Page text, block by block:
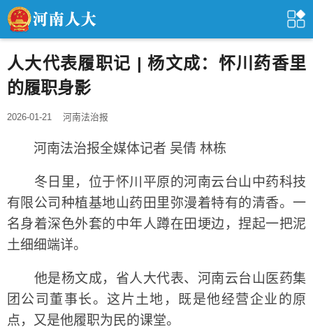
人大代表履职记 | 杨文成：怀川药香里
的履职身影
2026-01-21 河南法治报
河南法治报全媒体记者 吴倩 林栋
冬日里，位于怀川平原的河南云台山中药科技
有限公司种植基地山药田里弥漫着特有的清香。一
名身着深色外套的中年人蹲在田埂边，捏起一把泥
土细细端详。
他是杨文成，省人大代表、河南云台山医药集
团公司董事长。这片土地，既是他经营企业的原
点，又是他履职为民的课堂。